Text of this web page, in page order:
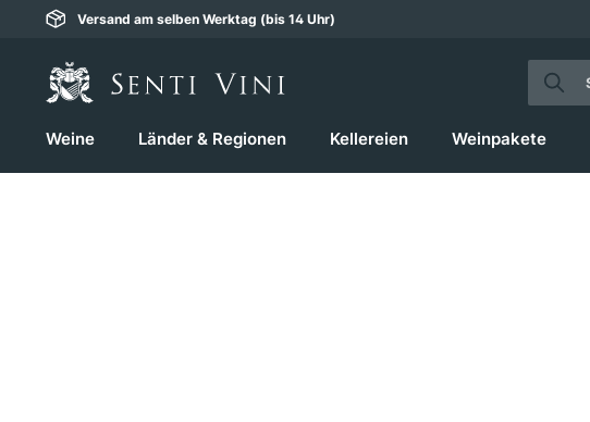
Zur Hauptnavigation springen
Versand am selben Werktag (bis 14 Uhr)
Weine Länder & Regionen Kellereien Weinpakete